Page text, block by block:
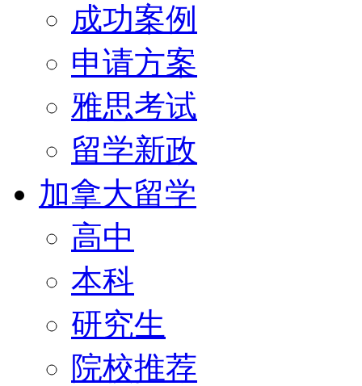
成功案例
申请方案
雅思考试
留学新政
加拿大留学
高中
本科
研究生
院校推荐